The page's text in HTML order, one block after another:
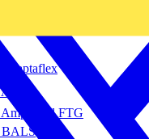
Adaptaflex
Alre
Amphenol FTG
BALS